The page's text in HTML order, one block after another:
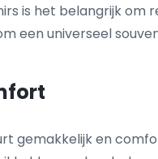
is het belangrijk
een universeel
gemakkelijk en